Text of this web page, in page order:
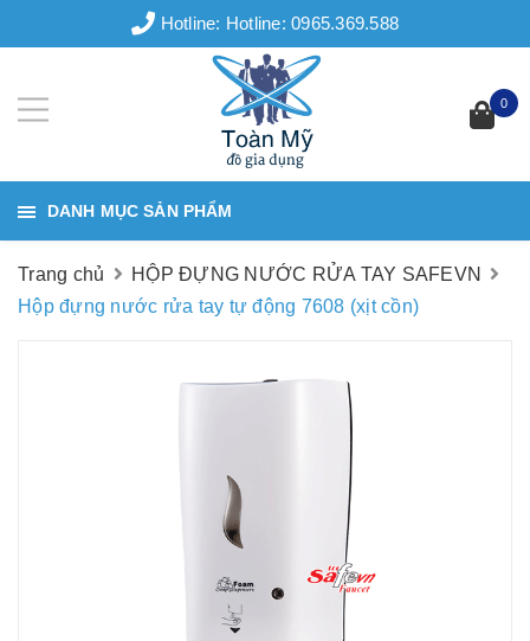
Hotline: Hotline: 0965.369.588
0
DANH MỤC SẢN PHẨM
Trang chủ
HỘP ĐỰNG NƯỚC RỬA TAY SAFEVN
Hộp đựng nước rửa tay tự động 7608 (xịt cồn)